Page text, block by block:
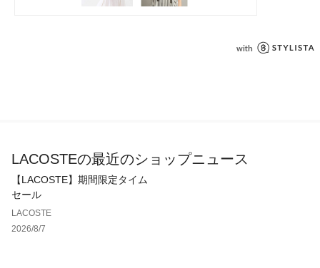
LACOSTEの最近のショップニュース
【LACOSTE】期間限定タイム
セール
LACOSTE
2026/8/7